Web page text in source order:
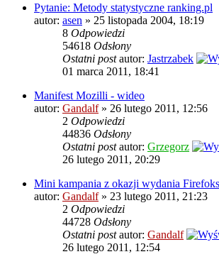
Pytanie: Metody statystyczne ranking.pl
autor: asen » 25 listopada 2004, 18:19
8 Odpowiedzi
54618 Odsłony
Ostatni postautor: Jastrzabek
01 marca 2011, 18:41
Manifest Mozilli - wideo
autor: Gandalf» 26 lutego 2011, 12:56
2 Odpowiedzi
44836 Odsłony
Ostatni postautor: Grzegorz
26 lutego 2011, 20:29
Mini kampania z okazji wydania
autor: Gandalf» 23 lutego 2011, 21:23
2 Odpowiedzi
44728 Odsłony
Ostatni postautor: Gandalf
26 lutego 2011, 12:54